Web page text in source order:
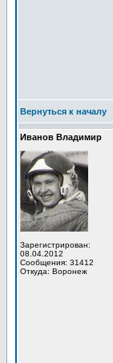
Вернуться к началу
Иванов Владимир
Зарегистрирован:
08.04.2012
Сообщения: 31412
Откуда: Воронеж